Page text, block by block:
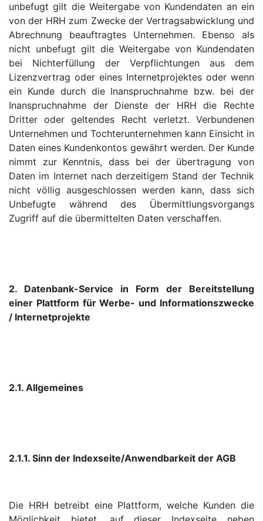
unbefugt gilt die Weitergabe von Kundendaten an ein
von der HRH zum Zwecke der Vertragsabwicklung und
Abrechnung beauftragtes Unternehmen. Ebenso als
nicht unbefugt gilt die Weitergabe von Kundendaten
bei Nichterfüllung der Verpflichtungen aus dem
Lizenzvertrag oder eines Internetprojektes oder wenn
ein Kunde durch die Inanspruchnahme bzw. bei der
Inanspruchnahme der Dienste der HRH die Rechte
Dritter oder geltendes Recht verletzt. Verbundenen
Unternehmen und Tochterunternehmen kann Einsicht in
Daten eines Kundenkontos gewährt werden. Der Kunde
nimmt zur Kenntnis, dass bei der übertragung von
Daten im Internet nach derzeitigem Stand der Technik
nicht völlig ausgeschlossen werden kann, dass sich
Unbefugte während des Übermittlungsvorgangs
Zugriff auf die übermittelten Daten verschaffen.
2. Datenbank-Service in Form der Bereitstellung
einer Plattform für Werbe- und Informationszwecke
/ Internetprojekte
2.1. Allgemeines
2.1.1. Sinn der Indexseite/Anwendbarkeit der AGB
Die HRH betreibt eine Plattform, welche Kunden die